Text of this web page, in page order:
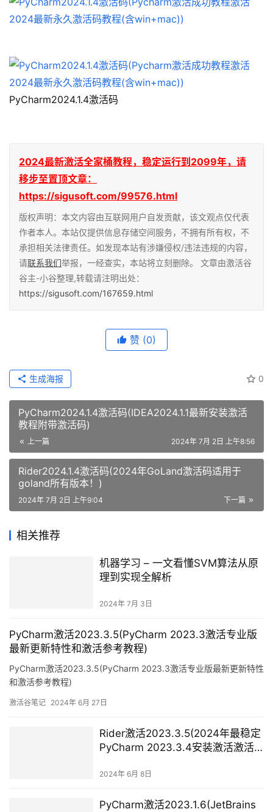
PyCharm2024.1.4激活码
2024最新激活全家桶教程，稳定运行到2099年，请
移步至置顶文章：
https://sigusoft.com/99576.html
版权声明：本文内容由互联网用户自发贡献，该文观点仅代表
作者本人。本站仅提供信息存储空间服务，不拥有所有权，不
承担相关法律责任。如发现本站有涉嫌侵权/违法违规的内容，
请联系我们举报，一经查实，本站将立刻删除。 文章由激活谷
谷主-小谷整理,转载请注明出处：
https://sigusoft.com/167659.html
赞 (0)
0
生成海报
PyCharm2024.1.4激活码(IDEA2024.1.1最新安装激活
教程附带激活码)
上一篇 2024年 7月 2日 上午8:56
Rider2024.1.4激活码(2024年GoLand激活码适用于
goland所有版本！)
下一篇
2024年 7月 2日 上午9:04
相关推荐
机器学习 – 一文看懂SVM算法从原
理到实现全解析
2024年 7月 3日
PyCharm激活2023.3.5(PyCharm 2023.3激活专业版
最新更新特性和激活参考教程)
PyCharm激活2023.3.5(PyCharm 2023.3激活专业版最新更新特性
和激活参考教程)
激活谷笔记 2024年 6月 27日
Rider激活2023.3.5(2024年最稳定
PyCharm 2023.3.4安装激活激活
2024年 6月 8日
PyCharm激活2023.1.6(JetBrains